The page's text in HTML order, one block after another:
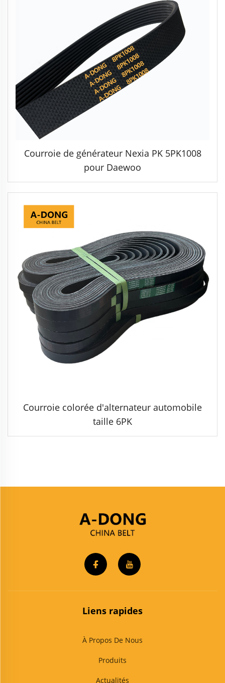
Courroie de générateur Nexia PK 5PK1008
pour Daewoo
Courroie colorée d'alternateur automobile
taille 6PK
Liens rapides
À Propos De Nous
Produits
Actualités